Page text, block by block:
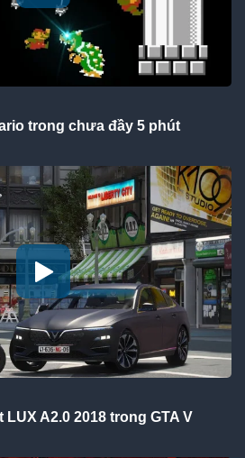
trong chưa đầy 5 phút
A2.0 2018 trong GTA V